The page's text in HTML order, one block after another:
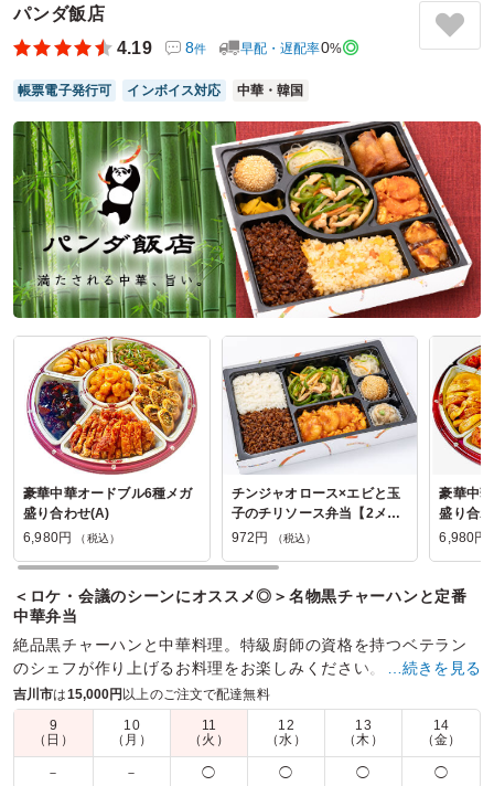
味もよく、ボリューム満点なのが男性参加者からとても好評
た…。また注文させていただきます。
ご利用シーン： 会議・セミナー ›会議
埼玉県さいたま市浦和区高砂2026/06/30
もぐべんの口コミをもっと見る
パンダ飯店
4.19
8件 早配・遅配率0%
帳票電子発行可 インボイス対応 中華・韓国
豪華中華オードブル6種メガ
盛り合わせ(A)
6,980円
（税込）
チンジャオロース×エビと玉
子のチリソース弁当【2メイ
ン】
972円 （税込）
豪華中
盛り合
6,980円
＜ロケ・会議のシーンにオススメ◎＞名物黒チャーハンと定番
中華弁当
絶品黒チャーハンと中華料理。特級廚師の資格を持つベテラン
のシェフが作り上げるお料理をお楽しみください。ロケ・会議
などあらゆるシーンで活躍の中華幕の内弁当。
商品数： 締切日時： 2日前15:00 価格帯：
972円～1,188円
配達時間：
10:30～20:00
…続きを見る
吉川市は15,000円 以上のご注文で配達無料
9
（日）
10
（月）
11
（火）
12
（水）
13
（木）
14
（金）
－ － ◯ ◯ ◯ ◯